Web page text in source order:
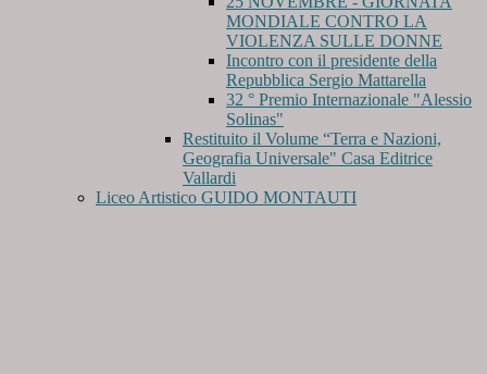
MONDIALE CONTRO LA
VIOLENZA SULLE DONNE
Incontro con il presidente della
Repubblica Sergio Mattarella
32 ° Premio Internazionale "Alessio
Solinas"
Restituito il Volume “Terra e Nazioni,
Geografia Universale" Casa Editrice
Vallardi
Liceo Artistico GUIDO MONTAUTI